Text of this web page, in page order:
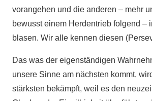
vorangehen und die anderen – mehr
bewusst einem Herdentrieb folgend –
blasen. Wir alle kennen diesen
Das was der eigenständigen
unsere Sinne am nächsten kommt,
stärksten bekämpft, weil es den